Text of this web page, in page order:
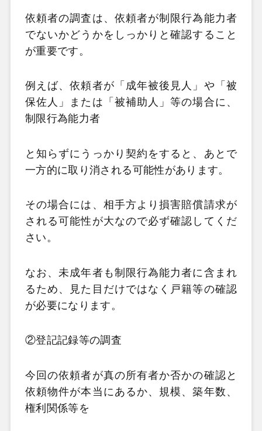
依頼者の調査は、依頼者が制限行為能力者
でないかどうかをしっかりと確認すること
が重要です。
例えば、依頼者が「成年被後見人」や「被
保佐人」または「被補助人」等の場合に、
制限行為能力者
と知らずにうっかり契約をすると、あとで
一方的に取り消される可能性があります。
その場合には、相手方より損害賠償請求が
される可能性が大なので必ず確認してくだ
さい。
なお、未成年者も制限行為能力者に含まれ
るため、見た目だけではなく戸籍等の確認
が必要になります。
②登記記録等の調査
今回の依頼者が真の所有者か否かの確認と
依頼物件が本当にあるか、規模、築年数、
権利関係等を